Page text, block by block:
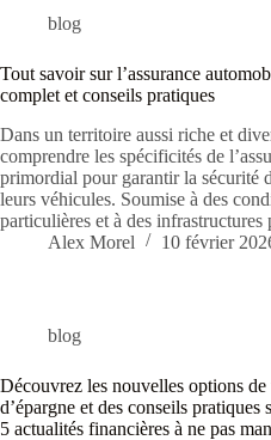
blog
Tout savoir sur l’assurance
complet et conseils pratiques
Dans un territoire aussi riche et
comprendre les spécificités de
primordial pour garantir la sécurité
leurs véhicules. Soumise à des
particulières et à des
Alex Morel
10 février
blog
Découvrez les nouvelles options
d’épargne et des conseils pratiques
5 actualités financières à ne pas